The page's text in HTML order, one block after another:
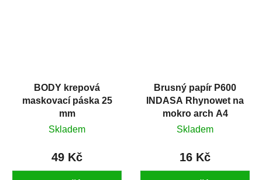
BODY krepová
maskovací páska 25
mm
Skladem
49 Kč
Brusný papír P600
INDASA Rhynowet na
mokro arch A4
Skladem
16 Kč